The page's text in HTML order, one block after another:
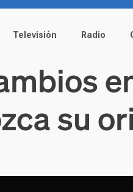
Televisión Radio
su